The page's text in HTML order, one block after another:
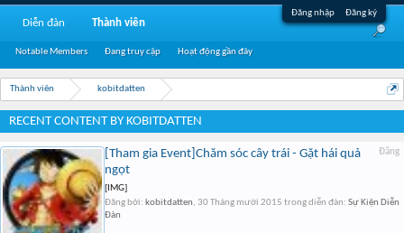
Đăng nhập Đăng ký
Thành viên kobitdatten
RECENT CONTENT BY KOBITDATTEN
Đăng
[Tham gia Event]Chăm sóc cây trái - Gặt hái quả
ngọt
[IMG]
Đăng bởi: kobitdatten, 30 Tháng mười 2015 trong diễn đàn: Sự Kiện Diễn
Đàn
Diễn đàn Thành viên
Notable Members Đang truy cập Hoạt động gần đây